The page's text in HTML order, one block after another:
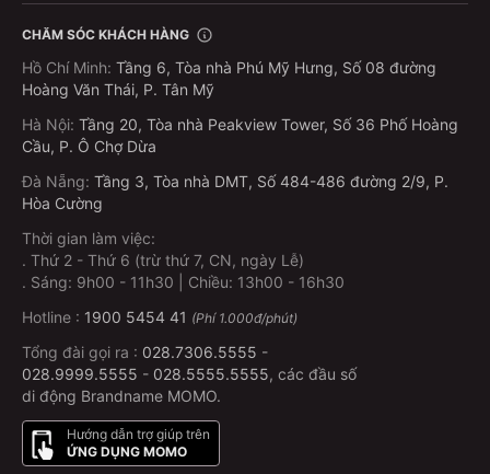
CHĂM SÓC KHÁCH HÀNG
Hồ Chí Minh: Tầng 6, Tòa nhà Phú Mỹ Hưng, Số 08 đường
Hoàng Văn Thái, P. Tân Mỹ
Hà Nội: Tầng 20, Tòa nhà Peakview Tower, Số 36 Phố Hoàng
Cầu, P. Ô Chợ Dừa
Đà Nẵng: Tầng 3, Tòa nhà DMT, Số 484-486 đường 2/9, P.
Hòa Cường
Thời gian làm việc:
. Thứ 2 - Thứ 6 (trừ thứ 7, CN, ngày Lễ)
. Sáng: 9h00 - 11h30 | Chiều: 13h00 - 16h30
Hotline : 1900 5454 41 (Phí 1.000đ/phút)
Tổng đài gọi ra : 028.7306.5555 -
028.9999.5555 - 028.5555.5555, các đầu số
di động Brandname MOMO.
Hướng dẫn trợ giúp trên
ỨNG DỤNG MOMO